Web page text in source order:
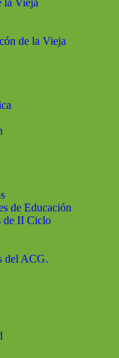
la Vieja
de la Vieja
de Educación
de II Ciclo
del ACG.